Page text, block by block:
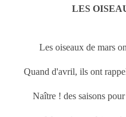
LES
Les oiseaux de mars
Quand d'avril, ils ont
Naître ! des saisons